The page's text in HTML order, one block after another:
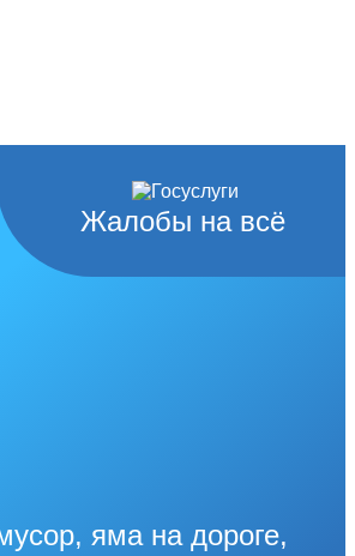
Жалобы на всё
яма на дороге,